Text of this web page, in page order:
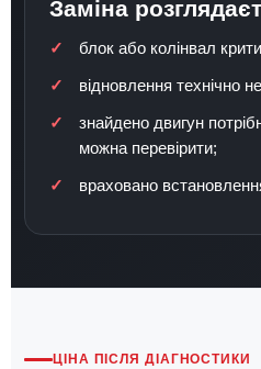
Заміна
блок або колінвал
відновлення технічно
знайдено двигун
можна перевірити;
враховано
ЦІНА ПІСЛЯ ДІАГНОСТИКИ